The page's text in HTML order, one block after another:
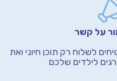
על קשר
לשלוח רק תוכן חיוני ואת
לילדים שלכם